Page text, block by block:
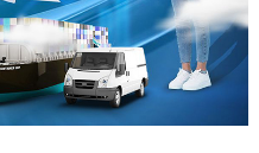
(dropshipping – biến thể
mô hình kinh doanh